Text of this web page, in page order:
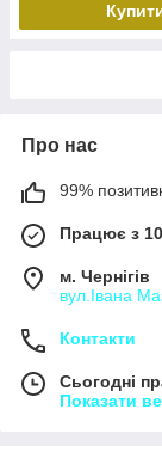
Про нас
99%
Працює з
м. Чернігів
вул.Івана
Контакти
Сьогодні
Показати